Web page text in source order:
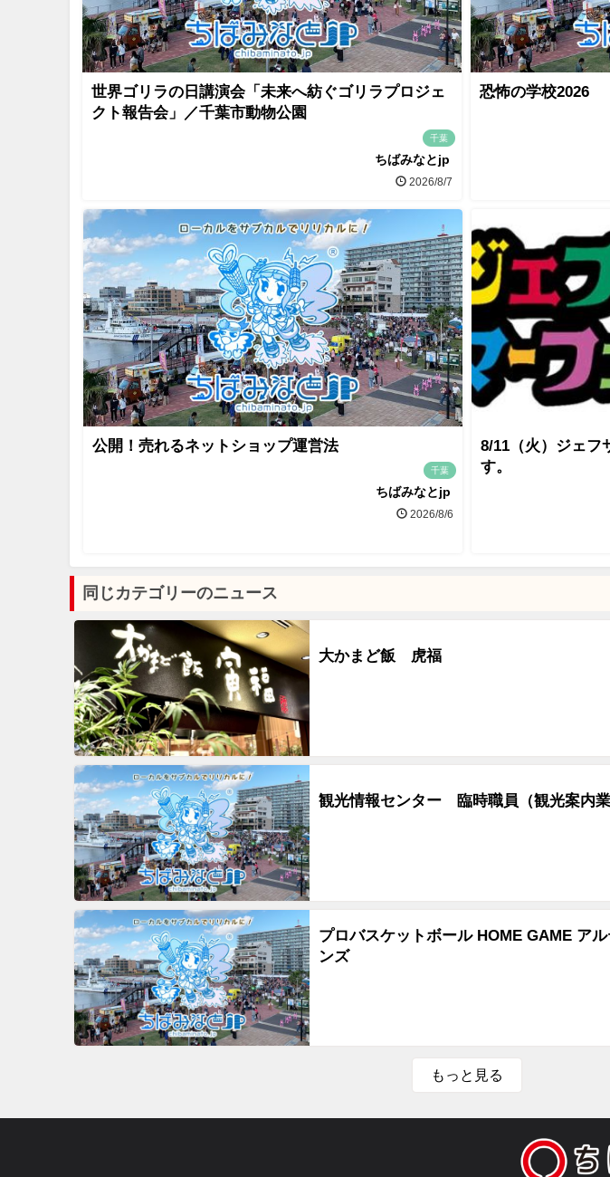
世界ゴリラの日講演会「未来へ紡ぐゴリラプロジェ
クト報告会」／千葉市動物公園
千葉
ちばみなとjp
2026/8/7
恐怖の学校2026
公開！売れるネットショップ運営法
千葉
ちばみなとjp
2026/8/6
8/11（火）ジェフ
す。
同じカテゴリーのニュース
大かまど飯 虎福
観光情報センター 臨時職員（観光案内
プロバスケットボール HOME GAME ア
ンズ
もっと見る